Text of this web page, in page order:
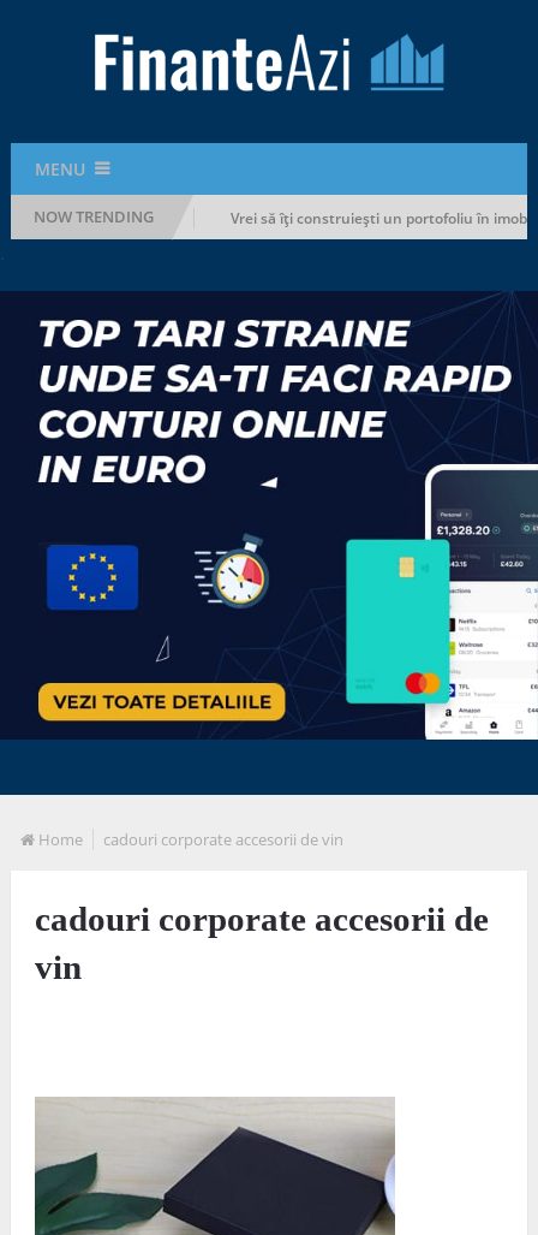
MENU
NOW TRENDING
să-ți rupi bugetul Vrei să îți construiești un portofoliu în
.
Home cadouri corporate accesorii de vin
cadouri corporate accesorii de
vin